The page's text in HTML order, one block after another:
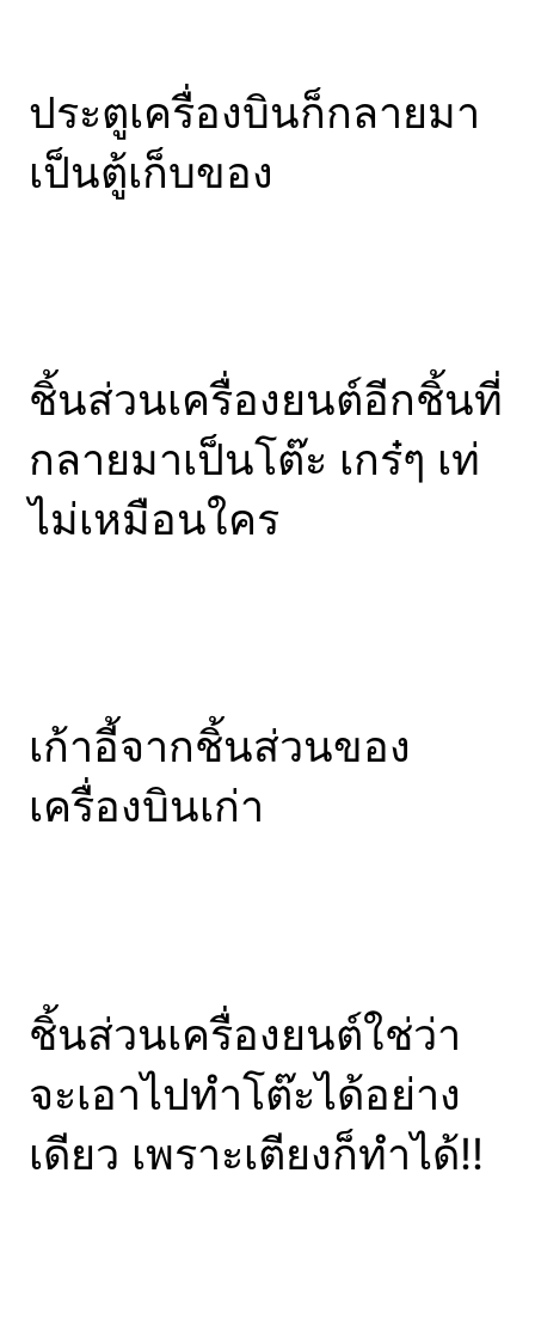
ประตูเครื่องบินก็กลายมา
เป็นตู้เก็บของ
ชิ้นส่วนเครื่องยนต์อีกชิ้นที่
กลายมาเป็นโต๊ะ เกร๋ๆ เท่
ไม่เหมือนใคร
เก้าอี้จากชิ้นส่วนของ
เครื่องบินเก่า
ชิ้นส่วนเครื่องยนต์ใช่ว่า
จะเอาไปทำโต๊ะได้อย่าง
เดียว เพราะเตียงก็ทำได้!!